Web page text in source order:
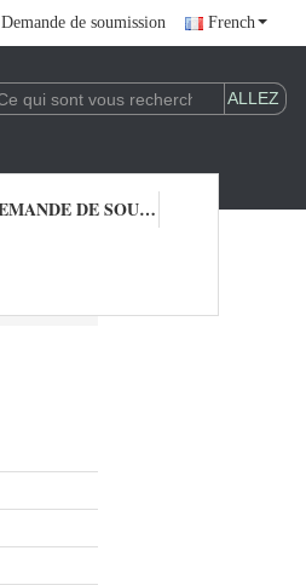
Demande de soumission French
DEMANDE DE SOUMISSION